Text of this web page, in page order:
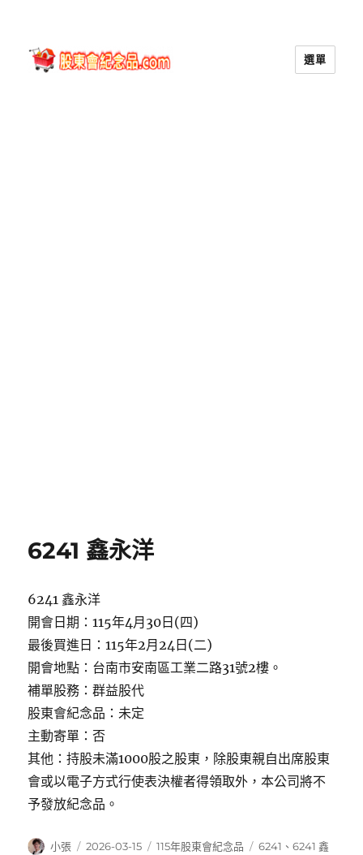
選單
6241 鑫永洋
6241 鑫永洋
開會日期：115年4月30日(四)
最後買進日：115年2月24日(二)
開會地點：台南市安南區工業二路31號2樓。
補單股務：群益股代
股東會紀念品：未定
主動寄單：否
其他：持股未滿1000股之股東，除股東親自出席股東
會或以電子方式行使表決權者得領取外，本公司將不
予發放紀念品。
作
小張
發
2026-03-15
分
115年股東會紀念品
標
6241 、6241 鑫